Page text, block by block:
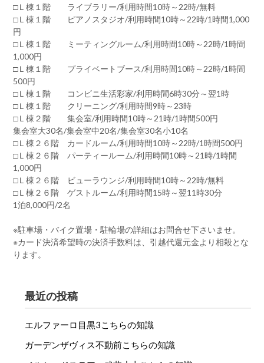
□Ｌ棟１階 ライブラリー/利用時間10時～22時/無料
□Ｌ棟１階 ピアノスタジオ/利用時間10時～22時/1時間1,000
円
□Ｌ棟１階 ミーティングルーム/利用時間10時～22時/1時間
1,000円
□Ｌ棟１階 プライベートブース/利用時間10時～22時/1時間
500円
□Ｌ棟１階 コンビニ生活彩家/利用時間6時30分～翌1時
□Ｌ棟１階 クリーニング/利用時間9時～23時
□Ｌ棟２階 集会室/利用時間10時～21時/1時間500円
集会室大30名/集会室中20名/集会室30名小10名
□Ｌ棟２６階 カードルーム/利用時間10時～22時/1時間500円
□Ｌ棟２６階 パーティールーム/利用時間10時～21時/1時間
1,000円
□Ｌ棟２６階 ビューラウンジ/利用時間10時～22時/無料
□Ｌ棟２６階 ゲストルーム/利用時間15時～翌11時30分
1泊8,000円/2名
※駐車場・バイク置場・駐輪場の詳細はお問合せ下さいませ。
※カード決済希望時の決済手数料は、引越代還元金より相殺とな
ります。
最近の投稿
エルファーロ目黒3こちらの知識
ガーデンザヴィス不動前こちらの知識